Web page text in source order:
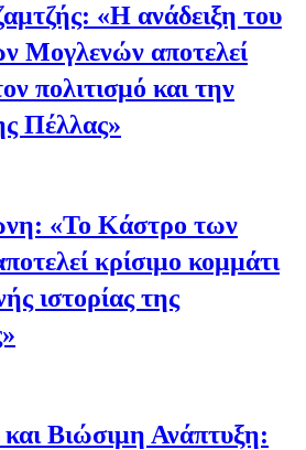
«Η ανάδειξη του
Μογλενών αποτελεί
πολιτισμό και την
Πέλλας»
«Το Κάστρο των
κρίσιμο κομμάτι
ιστορίας της
Βιώσιμη Ανάπτυξη: